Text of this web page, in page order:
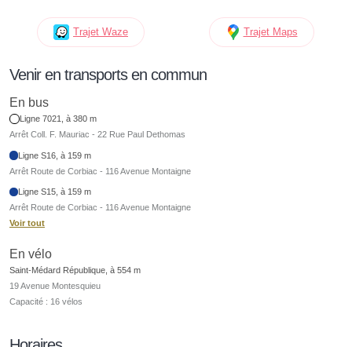
Trajet Waze Trajet Maps
Venir en transports en commun
En bus
Ligne 7021, à 380 m
Arrêt Coll. F. Mauriac - 22 Rue Paul Dethomas
Ligne S16, à 159 m
Arrêt Route de Corbiac - 116 Avenue Montaigne
Ligne S15, à 159 m
Arrêt Route de Corbiac - 116 Avenue Montaigne
Voir tout
En vélo
Saint-Médard République, à 554 m
19 Avenue Montesquieu
Capacité : 16 vélos